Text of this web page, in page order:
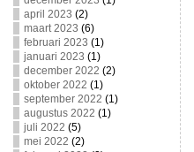
april 2023 (2)
maart 2023 (6)
februari 2023 (1)
januari 2023 (1)
december 2022 (2)
oktober 2022 (1)
september 2022 (1)
augustus 2022 (1)
juli 2022 (5)
mei 2022 (2)